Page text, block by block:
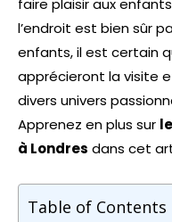
faire plaisir aux
l’endroit est bien sûr
enfants, il est certain
apprécieront la visite
divers univers
Apprenez en plus sur
à Londres dans cet
Table of Contents